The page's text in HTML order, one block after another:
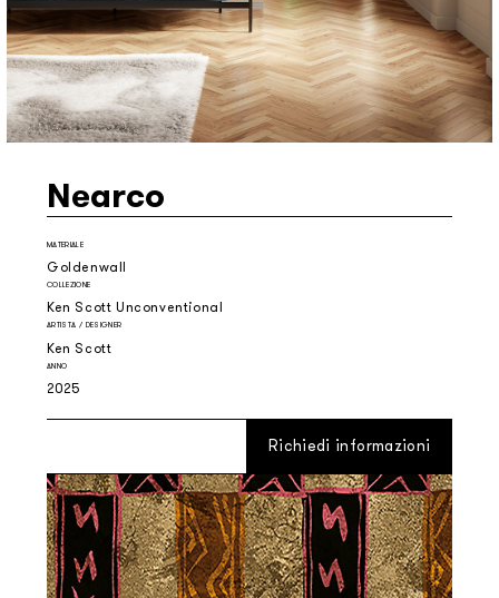
Nearco
MATERIALE
Goldenwall
COLLEZIONE
Ken Scott Unconventional
ARTISTA / DESIGNER
Ken Scott
ANNO
2025
Richiedi informazioni